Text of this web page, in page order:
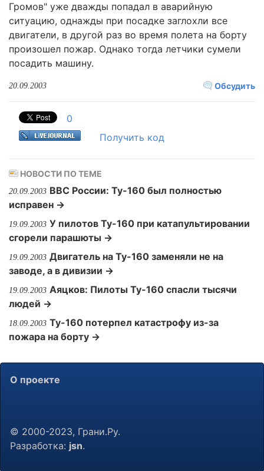
Громов" уже дважды попадал в аварийную
ситуацию, однажды при посадке заглохли все
двигатели, в другой раз во время полета на борту
произошел пожар. Однако тогда летчики сумели
посадить машину.
Обсудить
20.09.2003
0
Получить код
НОВОСТИ ПО ТЕМЕ
20.09.2003 ВВС России: Ту-160 был полностью
исправен →
19.09.2003 У пилотов Ту-160 при катапультировании
сгорели парашюты →
19.09.2003 Двигатель на Ту-160 заменяли не на
заводе, а в дивизии →
19.09.2003 Аяцков: Пилоты Ту-160 спасли тысячи
людей →
18.09.2003 Ту-160 потерпел катастрофу из-за
пожара на борту →
О проекте
© 2000-2023, Грани.Ру.
Разработка: jsn.